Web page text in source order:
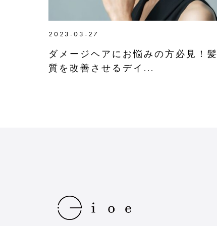
2023-03-27
ダメージヘアにお悩みの方必見！髪
質を改善させるデイ...